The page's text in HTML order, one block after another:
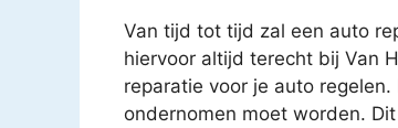
Van tijd tot tijd zal een auto
hiervoor altijd terecht bij Van
reparatie voor je auto
ondernomen moet worden.